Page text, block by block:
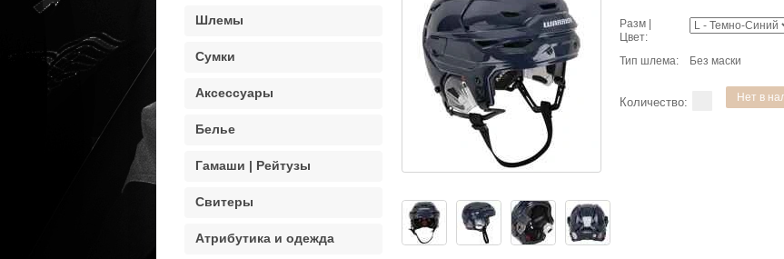
Разм |
Цвет:
Тип шлема:
Без маски
Количество:
Шлемы
Сумки
Аксессуары
Белье
Гамаши | Рейтузы
Свитеры
Атрибутика и одежда